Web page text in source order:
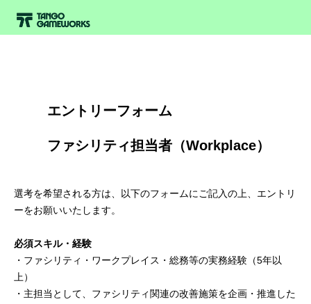
        エントリーフォーム
選考を希望される方は、以下のフォームにご記入の上、エントリ
ーをお願いいたします。
必須スキル・経験
・ファシリティ・ワークプレイス・総務等の実務経験（5年以
上）
・主担当として、ファシリティ関連の改善施策を企画・推進した